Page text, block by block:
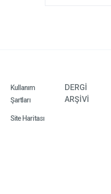
Kullanım
Şartları
Site Haritası
DERGİ
ARŞİVİ